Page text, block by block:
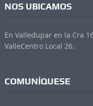
NOS UBICAMOS
En Valledupar en la Cra
ValleCentro Local 26.
COMUNÍQUESE